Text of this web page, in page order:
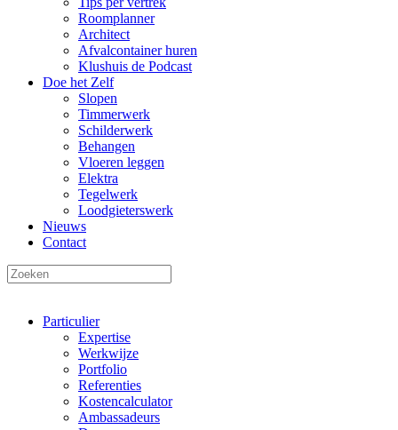
Roomplanner
Architect
Afvalcontainer huren
Klushuis de Podcast
Doe het Zelf
Slopen
Timmerwerk
Schilderwerk
Behangen
Vloeren leggen
Elektra
Tegelwerk
Loodgieterswerk
Nieuws
Contact
Particulier
Expertise
Werkwijze
Portfolio
Referenties
Kostencalculator
Ambassadeurs